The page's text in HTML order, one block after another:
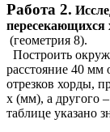
Работа 2.
пересекающихся
(геометрия 8).
Построить
расстояние 40 мм
отрезков хорды,
x (мм), а другого
таблице указано